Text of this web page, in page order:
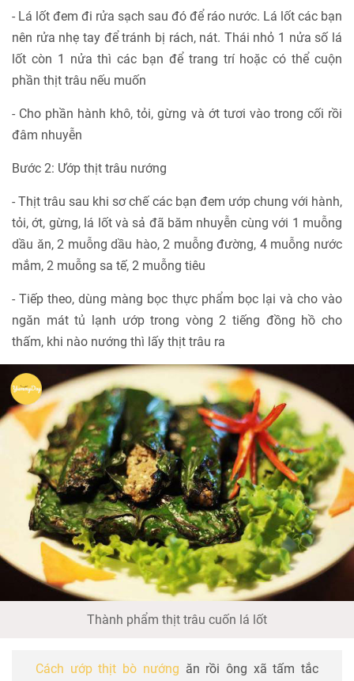
- Lá lốt đem đi rửa sạch sau đó để ráo nước. Lá lốt các bạn
nên rửa nhẹ tay để tránh bị rách, nát. Thái nhỏ 1 nửa số lá
lốt còn 1 nửa thì các bạn để trang trí hoặc có thể cuộn
phần thịt trâu nếu muốn
- Cho phần hành khô, tỏi, gừng và ớt tươi vào trong cối rồi
đâm nhuyễn
Bước 2: Ướp thịt trâu nướng
- Thịt trâu sau khi sơ chế các bạn đem ướp chung với hành,
tỏi, ớt, gừng, lá lốt và sả đã băm nhuyễn cùng với 1 muỗng
dầu ăn, 2 muỗng dầu hào, 2 muỗng đường, 4 muỗng nước
mắm, 2 muỗng sa tế, 2 muỗng tiêu
- Tiếp theo, dùng màng bọc thực phẩm bọc lại và cho vào
ngăn mát tủ lạnh ướp trong vòng 2 tiếng đồng hồ cho
thấm, khi nào nướng thì lấy thịt trâu ra
Thành phẩm thịt trâu cuốn lá lốt
Cách ướp thịt bò nướng ăn rồi ông xã tấm tắc